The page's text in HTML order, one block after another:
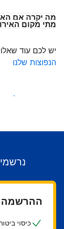
מה יקרה אם
מתי מקום
יש לכם עוד
הנפוצות שלנו
התחילו לקבל
ההרשמה
כיסוי ביטוחי של עד 1